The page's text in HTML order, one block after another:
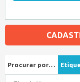
Procurar por…